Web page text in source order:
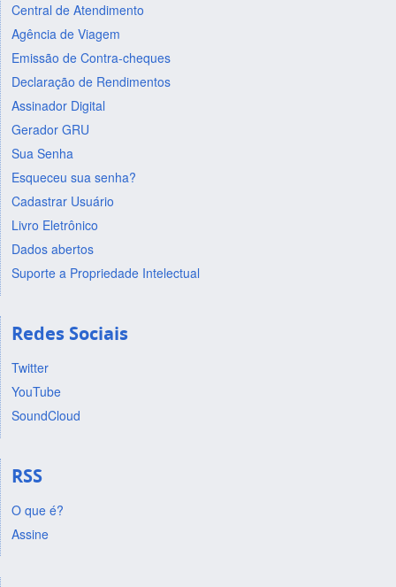
Central de Atendimento
Agência de Viagem
Emissão de Contra-cheques
Declaração de Rendimentos
Assinador Digital
Gerador GRU
Sua Senha
Esqueceu sua senha?
Cadastrar Usuário
Livro Eletrônico
Dados abertos
Suporte a Propriedade Intelectual
Redes Sociais
Twitter
YouTube
SoundCloud
RSS
O que é?
Assine